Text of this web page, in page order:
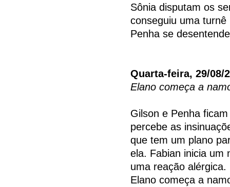
Sônia disputam os
conseguiu uma
Penha se
Quarta-feira, 29/08/
Elano começa a
Gilson e Penha
percebe as
que tem um plano
ela. Fabian inicia um
uma reação
Elano começa a